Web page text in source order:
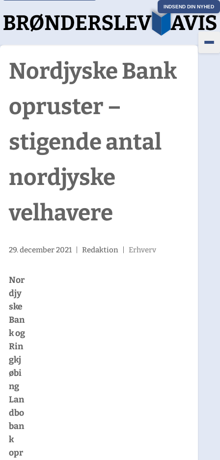
INDSEND DIN NYHED
Nordjyske Bank
opruster –
stigende antal
nordjyske
velhavere
29. december 2021 |Redaktion |Erhverv
Nor
djy
ske
Ban
k og
Rin
gkj
øbi
ng
Lan
dbo
ban
k
opr